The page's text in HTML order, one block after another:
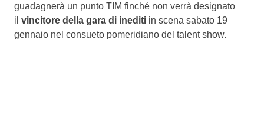
guadagnerà un punto TIM finché non verrà designato
il vincitore della gara di inediti in scena sabato 19
gennaio nel consueto pomeridiano del talent show.